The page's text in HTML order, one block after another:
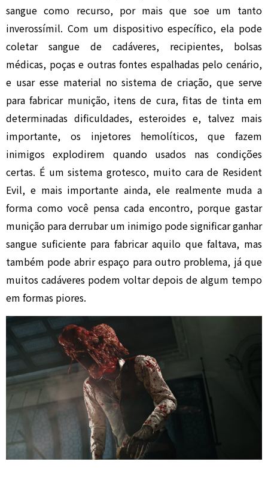
sangue como recurso, por mais que soe um tanto
inverossímil. Com um dispositivo específico, ela pode
coletar sangue de cadáveres, recipientes, bolsas
médicas, poças e outras fontes espalhadas pelo cenário,
e usar esse material no sistema de criação, que serve
para fabricar munição, itens de cura, fitas de tinta em
determinadas dificuldades, esteroides e, talvez mais
importante, os injetores hemolíticos, que fazem
inimigos explodirem quando usados nas condições
certas. É um sistema grotesco, muito cara de Resident
Evil, e mais importante ainda, ele realmente muda a
forma como você pensa cada encontro, porque gastar
munição para derrubar um inimigo pode significar ganhar
sangue suficiente para fabricar aquilo que faltava, mas
também pode abrir espaço para outro problema, já que
muitos cadáveres podem voltar depois de algum tempo
em formas piores.